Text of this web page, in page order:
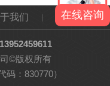
我们 网站地图
13952459611
©版权所有
码：830770）
在线咨询